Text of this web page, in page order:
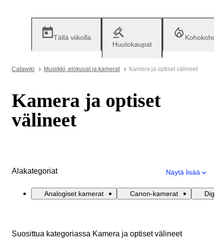
Tällä viikolla
Huutokaupat
Catawiki Musiikki, elokuvat ja kamerat Kamera ja optiset välineet
Kamera ja optiset
välineet
Alakategoriat Näytä lisää
Analogiset kamerat Canon-kamerat
Suosittua kategoriassa Kamera ja optiset välineet